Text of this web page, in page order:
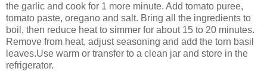
the garlic and cook for 1 more minute. Add tomato puree,
tomato paste, oregano and salt. Bring all the ingredients to
boil, then reduce heat to simmer for about 15 to 20 minutes.
Remove from heat, adjust seasoning and add the torn basil
leaves.Use warm or transfer to a clean jar and store in the
refrigerator.